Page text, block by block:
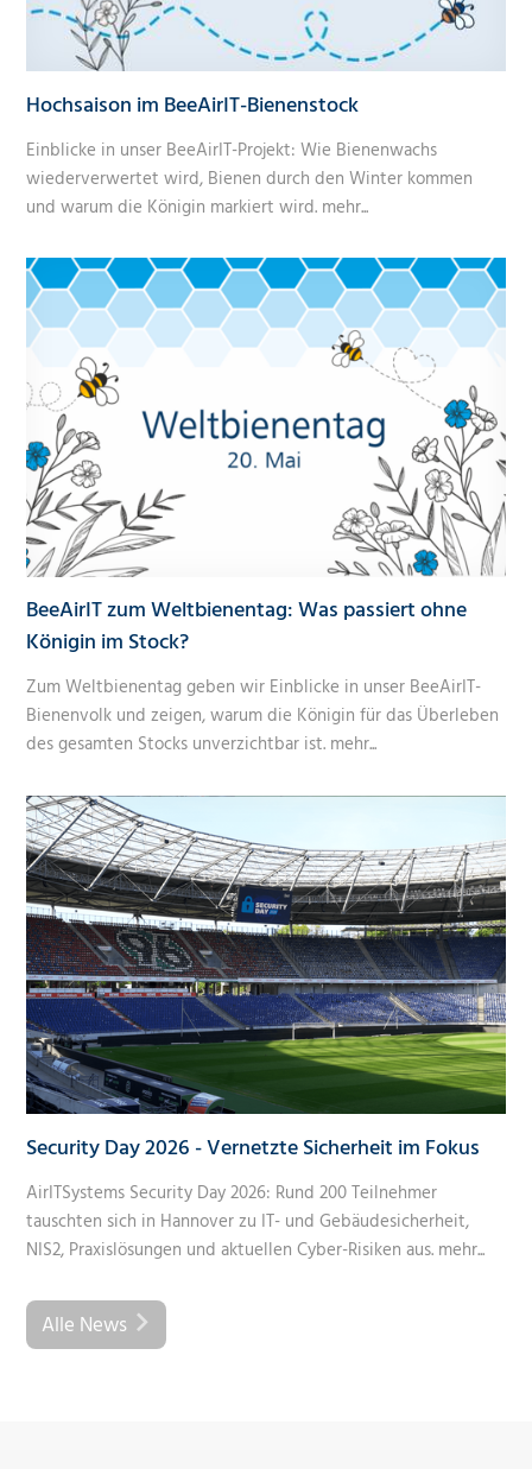
Hochsaison im BeeAirIT-Bienenstock
Einblicke in unser BeeAirIT-Projekt: Wie Bienenwachs
wiederverwertet wird, Bienen durch den Winter kommen
und warum die Königin markiert wird. mehr...
BeeAirIT zum Weltbienentag: Was passiert ohne
Königin im Stock?
Zum Weltbienentag geben wir Einblicke in unser BeeAirIT-
Bienenvolk und zeigen, warum die Königin für das Überleben
des gesamten Stocks unverzichtbar ist. mehr...
Security Day 2026 - Vernetzte Sicherheit im Fokus
AirITSystems Security Day 2026: Rund 200 Teilnehmer
tauschten sich in Hannover zu IT- und Gebäudesicherheit,
NIS2, Praxislösungen und aktuellen Cyber-Risiken aus. mehr...
Alle News